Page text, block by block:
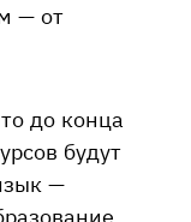
— от
до конца
будут
—